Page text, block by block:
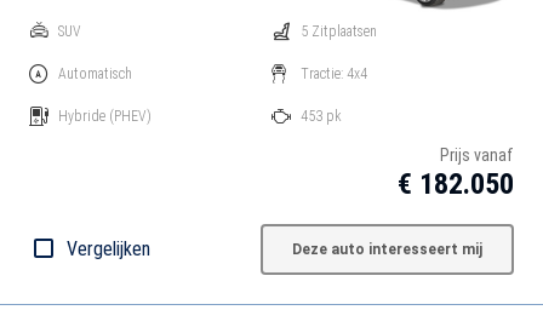
SUV
Automatisch
Hybride (PHEV)
5 Zitplaatsen
Tractie: 4x4
453 pk
Prijs vanaf
€ 182.050
Vergelijken Deze auto interesseert mij